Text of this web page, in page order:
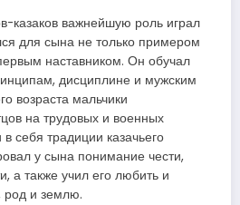
казаков важнейшую роль играл
для сына не только примером
наставником. Он обучал
дисциплине и мужским
возраста мальчики
на трудовых и военных
себя традиции казачьего
у сына понимание чести,
а также учил его любить и
и землю.